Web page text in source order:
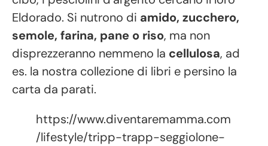
Eldorado. Si nutrono di amido, zucchero,
semole, farina, pane o riso, ma non
disprezzeranno nemmeno la cellulosa, ad
es. la nostra collezione di libri e persino la
carta da parati.
https://www.diventaremamma.com
/lifestyle/tripp-trapp-seggiolone-